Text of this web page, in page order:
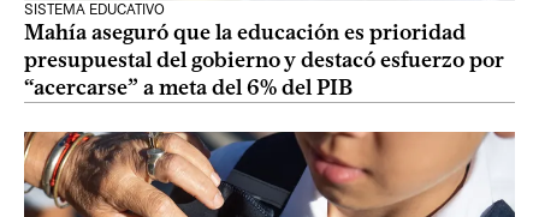
SISTEMA EDUCATIVO
Mahía aseguró que la educación es prioridad
presupuestal del gobierno y destacó esfuerzo por
“acercarse” a meta del 6% del PIB